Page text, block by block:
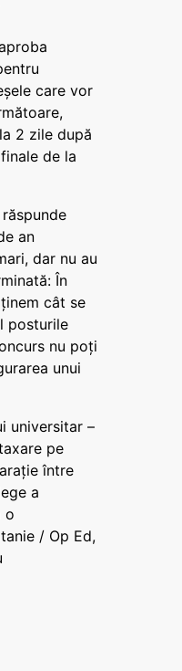
care vor
2 zile după
de la
an
dar nu au
În
cât se
posturile
nu poți
unui
universitar –
pe
între
a
o
/ Op Ed,